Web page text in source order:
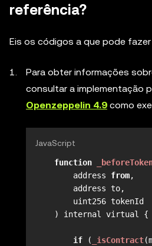
referência?
Eis os códigos a que pode fazer
Para obter informações
consultar a implementação
Openzeppelin 4.9 como
JavaScript
function
        address
from,
        address to,
        uint256 tokenId
) internal virtual {
if ( _isContract